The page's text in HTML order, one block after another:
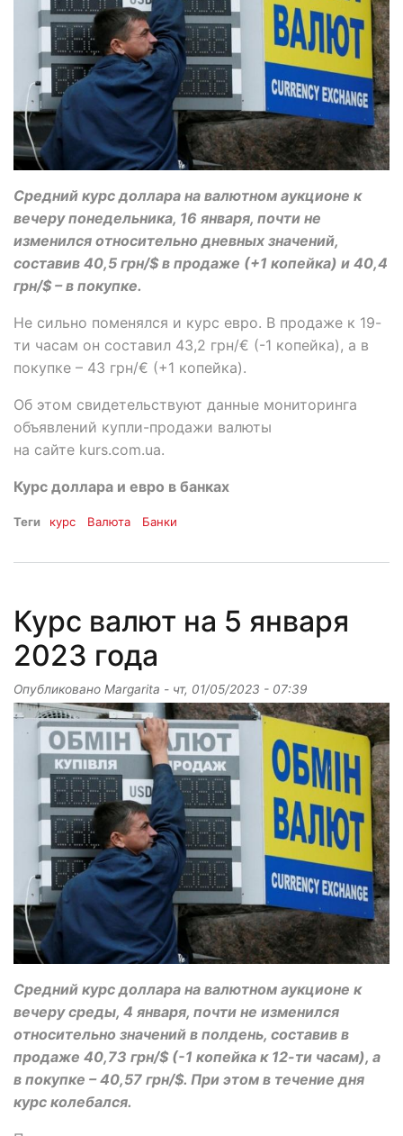
Средний курс доллара на валютном аукционе к
вечеру понедельника, 16 января, почти не
изменился относительно дневных значений,
составив 40,5 грн/$ в продаже (+1 копейка) и 40,4
грн/$ – в покупке.
Не сильно поменялся и курс евро. В продаже к 19-
ти часам он составил 43,2 грн/€ (-1 копейка), а в
покупке – 43 грн/€ (+1 копейка).
Об этом свидетельствуют данные мониторинга
объявлений купли-продажи валюты
на сайте kurs.com.ua.
Курс доллара и евро в банках
Теги курс Валюта Банки
Курс валют на 5 января
2023 года
Опубликовано Margarita - чт, 01/05/2023 - 07:39
Средний курс доллара на валютном аукционе к
вечеру среды, 4 января, почти не изменился
относительно значений в полдень, составив в
продаже 40,73 грн/$ (-1 копейка к 12-ти часам), а
в покупке – 40,57 грн/$. При этом в течение дня
курс колебался.